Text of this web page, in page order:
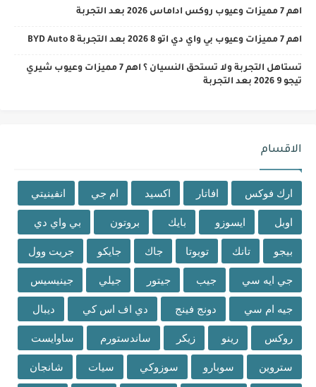
اهم 7 مميزات وعيوب روكس اداماس 2026 بعد التجربة
اهم 7 مميزات وعيوب بي واي دي اتو 8 2026 بعد التجربة BYD Auto 8
تستاهل التجربة ولا تستحق النسيان ؟ اهم 7 مميزات وعيوب شيري
تيجو 9 2026 بعد التجربة
الاقسام
ارك فوكس افاتار اكسيد ام جي انفينيتي
اوبل ايسوزو بايك بروتون بي واي دي
بيجو تانك تويوتا جاك جايكو جريت وول
جي ايه سي جيب جيتور جيلي جينيسيس
جيه ام سي دونج فينج دي اف اس كي ديبال
روكس رينو زيكر ساندستورم ساوايست
ستروين سوبارو سوزوكي سيات شانجان